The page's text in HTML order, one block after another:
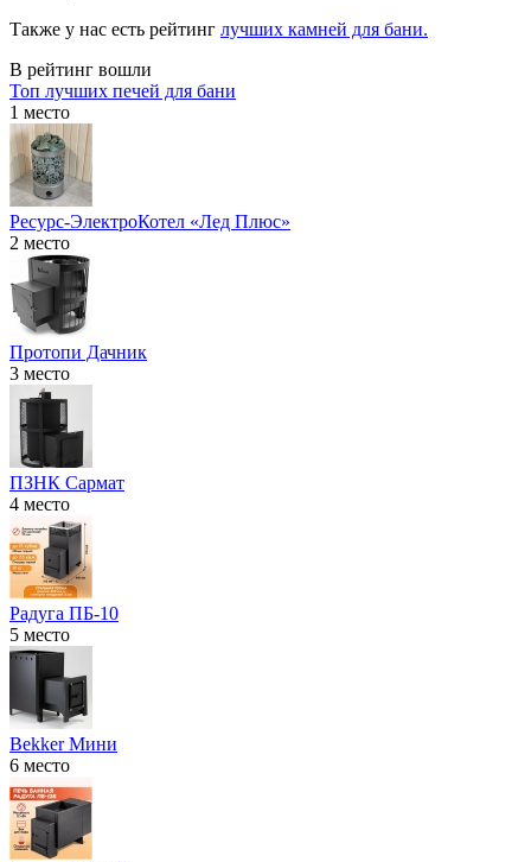
Также у нас есть рейтинг лучших камней для бани.
В рейтинг вошли
Топ лучших печей для бани
1 место
Ресурс-ЭлектроКотел «Лед Плюс»
2 место
Протопи Дачник
3 место
ПЗНК Сармат
4 место
Радуга ПБ-10
5 место
Bekker Мини
6 место